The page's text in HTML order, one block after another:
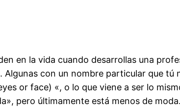
en la vida cuando desarrollas una
con un nombre particular que
or face) «, o lo que viene a ser lo
pero últimamente está menos de moda.